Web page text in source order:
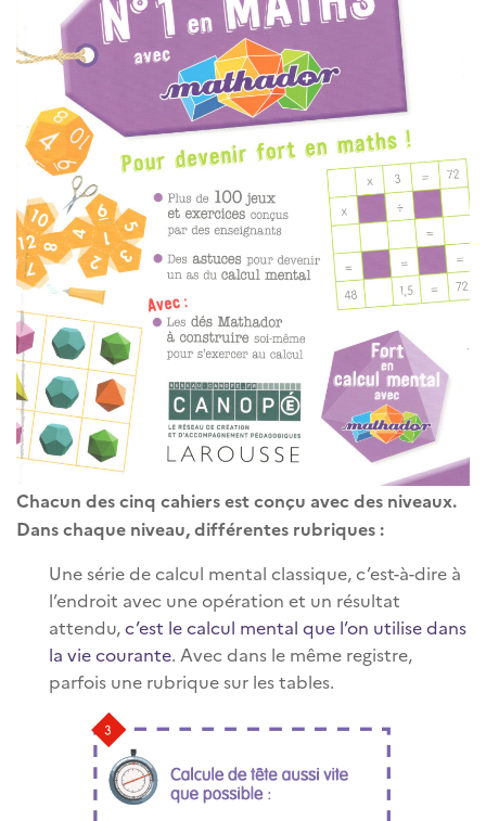
Chacun des cinq cahiers est conçu avec des niveaux.
Dans chaque niveau, différentes rubriques :
Une série de calcul mental classique, c’est-à-dire à
l’endroit avec une opération et un résultat
attendu,c’est le calcul mental que l’on utilise dans
la vie courante. Avec dans le même registre,
parfois une rubrique sur les tables.